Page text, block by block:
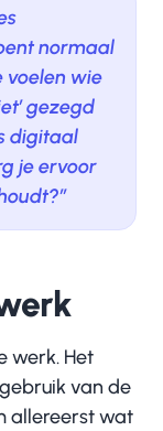
normaal
voelen wie
gezegd
digitaal
je ervoor
werk. Het
van de
allereerst wat